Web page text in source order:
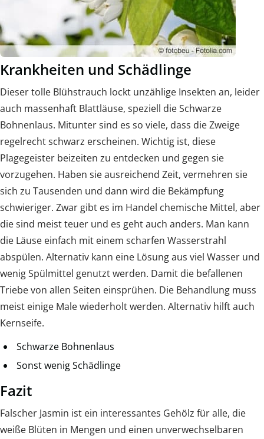
Krankheiten und Schädlinge
Dieser tolle Blühstrauch lockt unzählige Insekten an, leider
auch massenhaft Blattläuse, speziell die Schwarze
Bohnenlaus. Mitunter sind es so viele, dass die Zweige
regelrecht schwarz erscheinen. Wichtig ist, diese
Plagegeister beizeiten zu entdecken und gegen sie
vorzugehen. Haben sie ausreichend Zeit, vermehren sie
sich zu Tausenden und dann wird die Bekämpfung
schwieriger. Zwar gibt es im Handel chemische Mittel, aber
die sind meist teuer und es geht auch anders. Man kann
die Läuse einfach mit einem scharfen Wasserstrahl
abspülen. Alternativ kann eine Lösung aus viel Wasser und
wenig Spülmittel genutzt werden. Damit die befallenen
Triebe von allen Seiten einsprühen. Die Behandlung muss
meist einige Male wiederholt werden. Alternativ hilft auch
Kernseife.
Schwarze Bohnenlaus
Sonst wenig Schädlinge
Fazit
Falscher Jasmin ist ein interessantes Gehölz für alle, die
weiße Blüten in Mengen und einen unverwechselbaren